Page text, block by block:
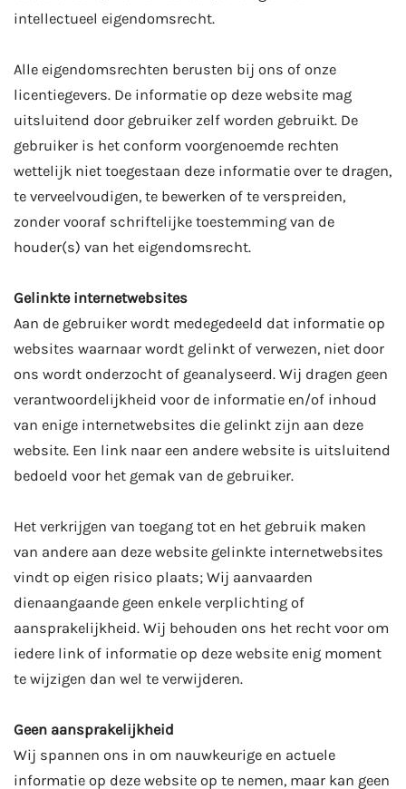
intellectueel eigendomsrecht.
Alle eigendomsrechten berusten bij ons of onze
licentiegevers. De informatie op deze website mag
uitsluitend door gebruiker zelf worden gebruikt. De
gebruiker is het conform voorgenoemde rechten
wettelijk niet toegestaan deze informatie over te dragen,
te verveelvoudigen, te bewerken of te verspreiden,
zonder vooraf schriftelijke toestemming van de
houder(s) van het eigendomsrecht.
Gelinkte internetwebsites
Aan de gebruiker wordt medegedeeld dat informatie op
websites waarnaar wordt gelinkt of verwezen, niet door
ons wordt onderzocht of geanalyseerd. Wij dragen geen
verantwoordelijkheid voor de informatie en/of inhoud
van enige internetwebsites die gelinkt zijn aan deze
website. Een link naar een andere website is uitsluitend
bedoeld voor het gemak van de gebruiker.
Het verkrijgen van toegang tot en het gebruik maken
van andere aan deze website gelinkte internetwebsites
vindt op eigen risico plaats; Wij aanvaarden
dienaangaande geen enkele verplichting of
aansprakelijkheid. Wij behouden ons het recht voor om
iedere link of informatie op deze website enig moment
te wijzigen dan wel te verwijderen.
Geen aansprakelijkheid
Wij spannen ons in om nauwkeurige en actuele
informatie op deze website op te nemen, maar kan geen